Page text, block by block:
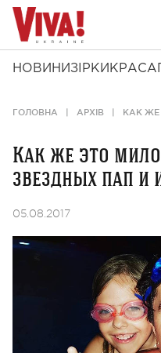
НОВИНИ ЗІРКИ КРАСА
ГОЛОВНА АРХІВ КАК ЖЕ
Как же это
звездных пап и
05.08.2017